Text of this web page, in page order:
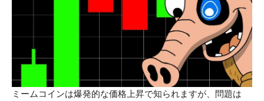
ミームコインは爆発的な価格上昇で知られますが、問題は